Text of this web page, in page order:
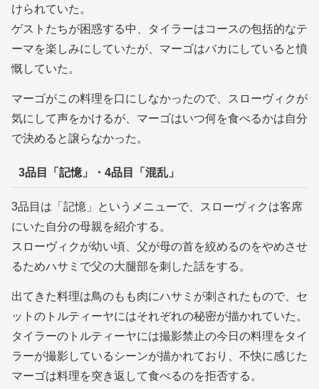
けられていた。
ゲストたちが困惑する中、タイラーはコースの包括的なテ
ーマを楽しみにしていたが、マーゴはバカにしていると憤
慨していた。
マーゴがこの料理を口にしなかったので、スローヴィクが
気にして声をかけるが、マーゴはいつ何を食べるかは自分
で決めると譲らなかった。
3品目「記憶」・4品目「混乱」
3品目は「記憶」というメニューで、スローヴィクは客席
にいた自分の母親を紹介する。
スローヴィクが幼い頃、父が母の首を絞めるのをやめさせ
るためハサミで父の大腿部を刺した話をする。
出てきた料理は鳥のもも肉にハサミが刺されたもので、セ
ットのトルティーヤにはそれぞれの秘密が描かれていた。
タイラーのトルティーヤには撮影禁止の今日の料理をタイ
ラーが撮影しているシーンが描かれており、不快に感じた
マーゴは料理を突き返して食べるのを拒否する。